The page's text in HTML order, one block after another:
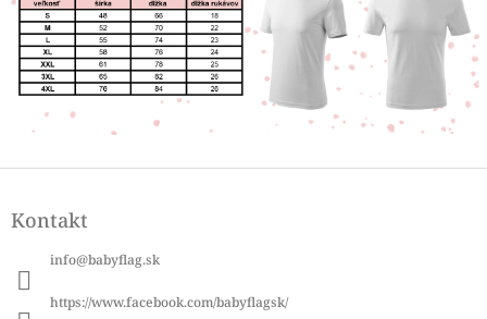
Z
pKontakt
info@babyflag.sk
https://www.facebook.com/babyflagsk/